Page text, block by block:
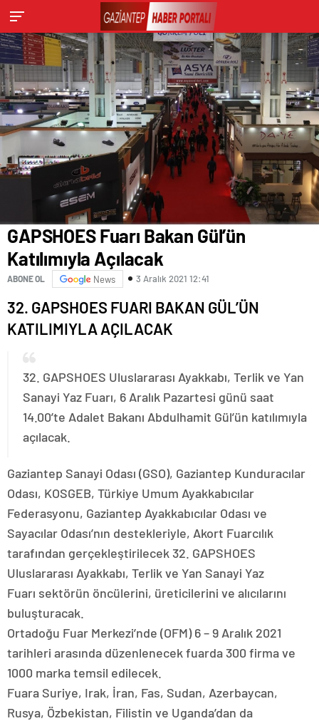
GAPSHOES Fuarı Bakan Gül’ün
Katılımıyla Açılacak
ABONE OL News 3 Aralık 2021 12:41
32. GAPSHOES FUARI BAKAN GÜL’ÜN
KATILIMIYLA AÇILACAK
32. GAPSHOES Uluslararası Ayakkabı, Terlik ve Yan
Sanayi Yaz Fuarı, 6 Aralık Pazartesi günü saat
14.00’te Adalet Bakanı Abdulhamit Gül’ün katılımıyla
açılacak.
Gaziantep Sanayi Odası (GSO), Gaziantep Kunduracılar
Odası, KOSGEB, Türkiye Umum Ayakkabıcılar
Federasyonu, Gaziantep Ayakkabıcılar Odası ve
Sayacılar Odası’nın destekleriyle, Akort Fuarcılık
tarafından gerçekleştirilecek 32. GAPSHOES
Uluslararası Ayakkabı, Terlik ve Yan Sanayi Yaz
Fuarı sektörün öncülerini, üreticilerini ve alıcılarını
buluşturacak.
Ortadoğu Fuar Merkezi’nde (OFM) 6 – 9 Aralık 2021
tarihleri arasında düzenlenecek fuarda 300 firma ve
1000 marka temsil edilecek.
Fuara Suriye, Irak, İran, Fas, Sudan, Azerbaycan,
Rusya, Özbekistan, Filistin ve Uganda’dan da